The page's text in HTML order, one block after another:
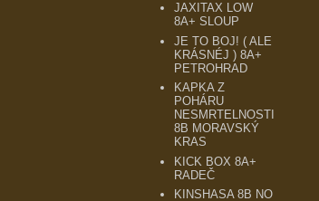
JAXITAX LOW
8A+ SLOUP
JE TO BOJ! ( ALE
KRÁSNÉJ ) 8A+
PETROHRAD
KAPKA Z
POHÁRU
NESMRTELNOSTI
8B MORAVSKÝ
KRAS
KICK BOX 8A+
RADEČ
KINSHASA 8B NO